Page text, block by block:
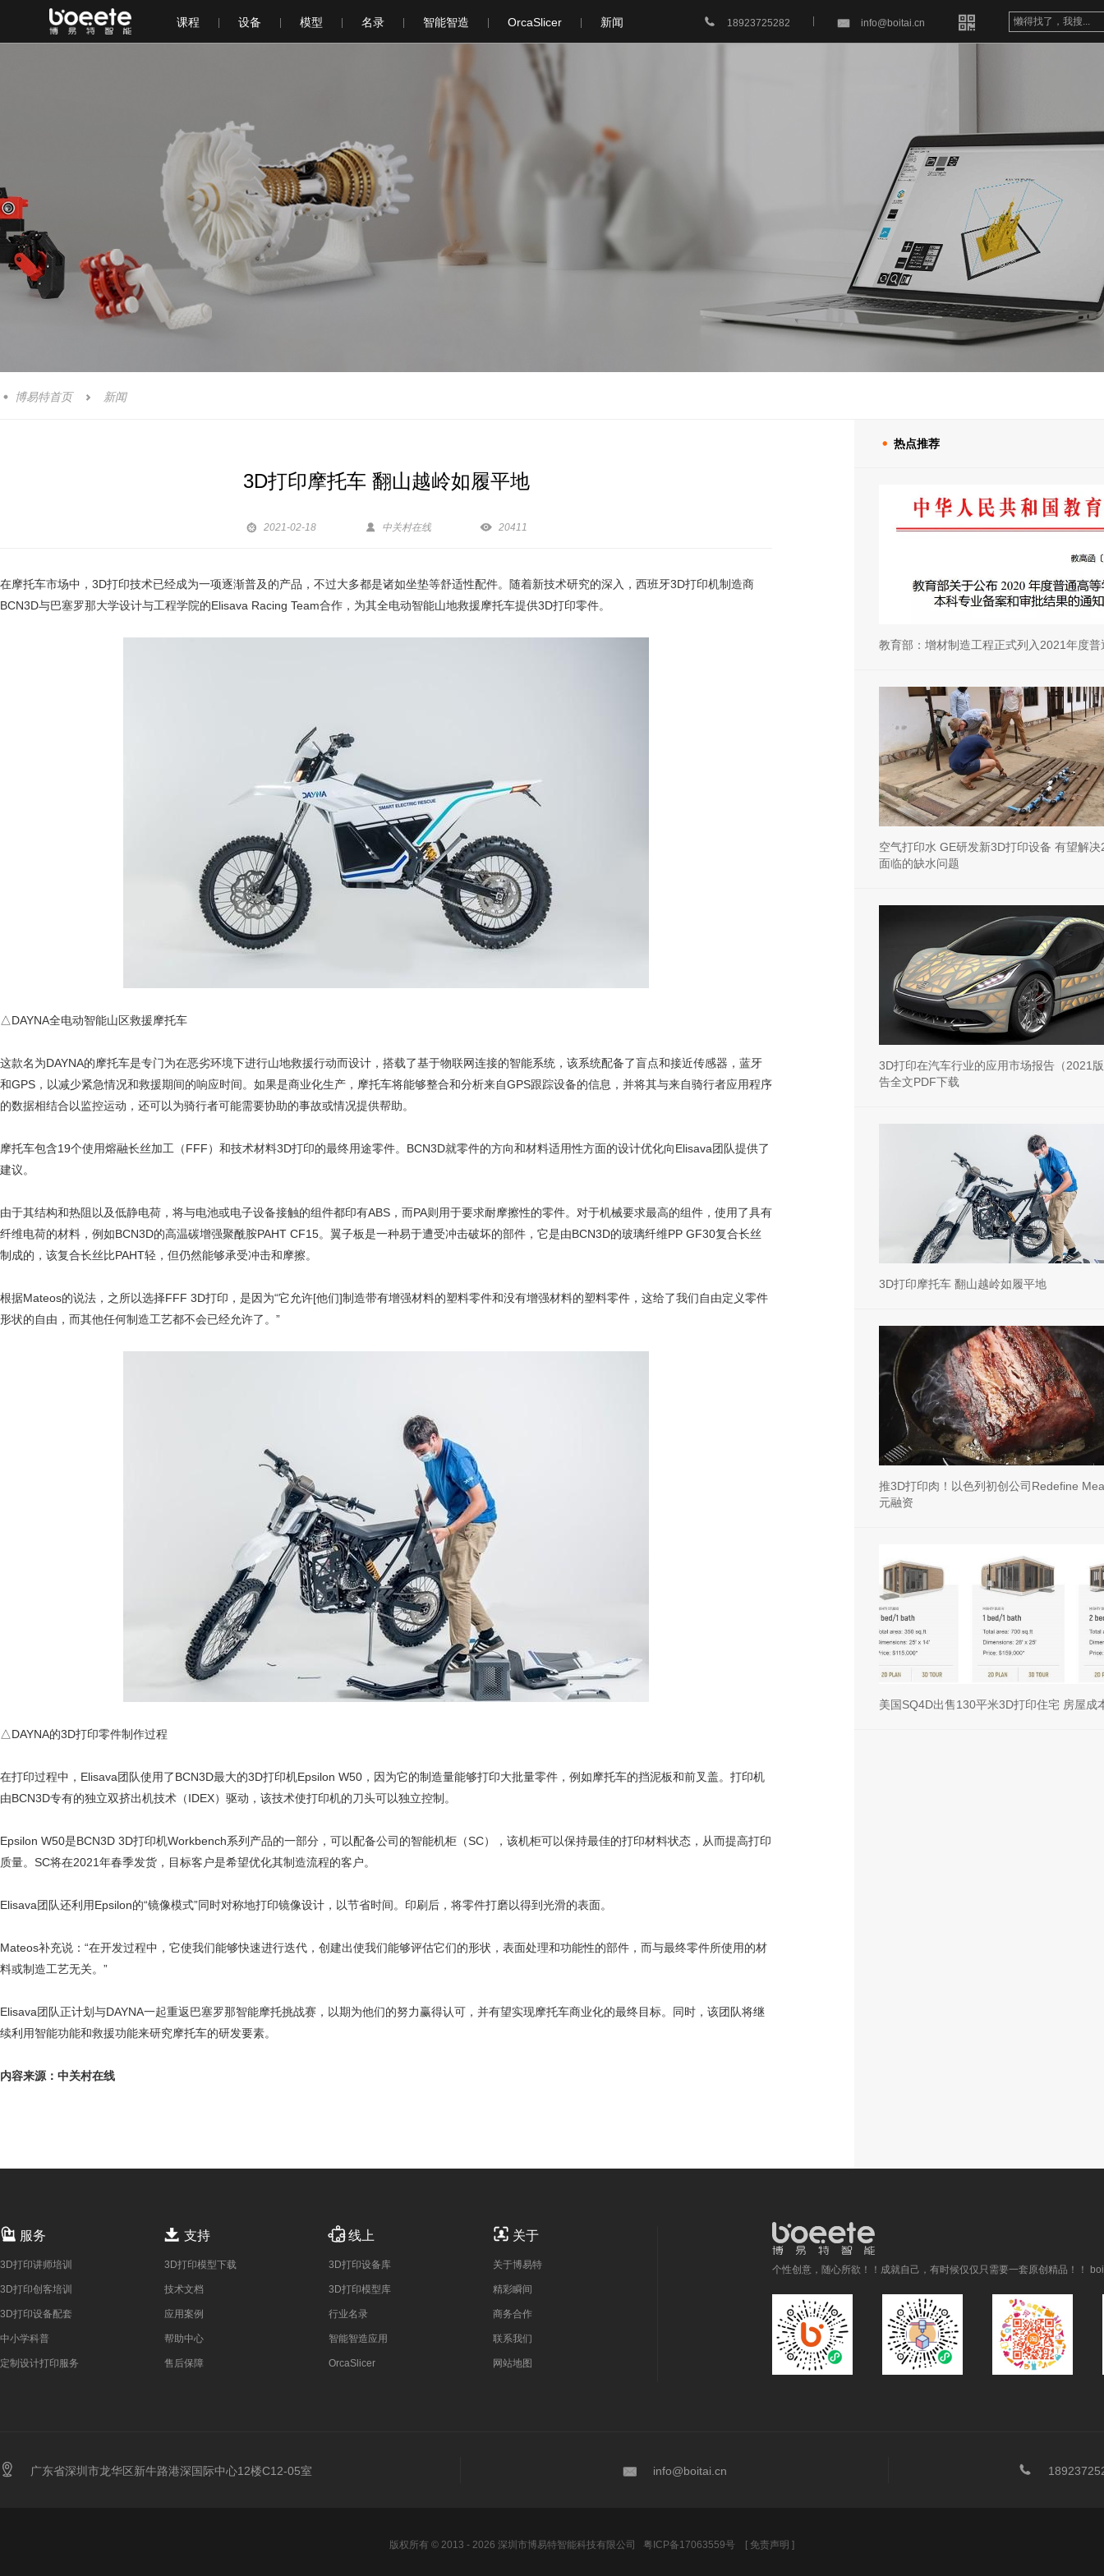
课程 设备 模型 名录 智能智造 OrcaSlicer 新闻 
 info@boitai.cn
 18923725282
 博易特首页  新闻
3D打印摩托车 翻山越岭如履平地
 2021-02-18  中关村在线  20411
在摩托车市场中，3D打印技术已经成为一项逐渐普及的产品，不过大多都是诸如坐垫等舒适性配件。随着新技术研究的深入，西班牙3D打印机制造商
BCN3D与巴塞罗那大学设计与工程学院的Elisava Racing Team合作，为其全电动智能山地救援摩托车提供3D打印零件。
△DAYNA全电动智能山区救援摩托车
这款名为DAYNA的摩托车是专门为在恶劣环境下进行山地救援行动而设计，搭载了基于物联网连接的智能系统，该系统配备了盲点和接近传感器，蓝牙
和GPS，以减少紧急情况和救援期间的响应时间。如果是商业化生产，摩托车将能够整合和分析来自GPS跟踪设备的信息，并将其与来自骑行者应用程序
的数据相结合以监控运动，还可以为骑行者可能需要协助的事故或情况提供帮助。
摩托车包含19个使用熔融长丝加工（FFF）和技术材料3D打印的最终用途零件。BCN3D就零件的方向和材料适用性方面的设计优化向Elisava团队提供了
建议。
由于其结构和热阻以及低静电荷，将与电池或电子设备接触的组件都印有ABS，而PA则用于要求耐摩擦性的零件。对于机械要求最高的组件，使用了具有
纤维电荷的材料，例如BCN3D的高温碳增强聚酰胺PAHT CF15。翼子板是一种易于遭受冲击破坏的部件，它是由BCN3D的玻璃纤维PP GF30复合长丝
制成的，该复合长丝比PAHT轻，但仍然能够承受冲击和摩擦。
根据Mateos的说法，之所以选择FFF 3D打印，是因为“它允许[他们]制造带有增强材料的塑料零件和没有增强材料的塑料零件，这给了我们自由定义零件
形状的自由，而其他任何制造工艺都不会已经允许了。”
△DAYNA的3D打印零件制作过程
在打印过程中，Elisava团队使用了BCN3D最大的3D打印机Epsilon W50，因为它的制造量能够打印大批量零件，例如摩托车的挡泥板和前叉盖。打印机
由BCN3D专有的独立双挤出机技术（IDEX）驱动，该技术使打印机的刀头可以独立控制。
Epsilon W50是BCN3D 3D打印机Workbench系列产品的一部分，可以配备公司的智能机柜（SC），该机柜可以保持最佳的打印材料状态，从而提高打印
质量。SC将在2021年春季发货，目标客户是希望优化其制造流程的客户。
Elisava团队还利用Epsilon的“镜像模式”同时对称地打印镜像设计，以节省时间。印刷后，将零件打磨以得到光滑的表面。
Mateos补充说：“在开发过程中，它使我们能够快速进行迭代，创建出使我们能够评估它们的形状，表面处理和功能性的部件，而与最终零件所使用的材
料或制造工艺无关。”
Elisava团队正计划与DAYNA一起重返巴塞罗那智能摩托挑战赛，以期为他们的努力赢得认可，并有望实现摩托车商业化的最终目标。同时，该团队将继
续利用智能功能和救援功能来研究摩托车的研发要素。
内容来源：中关村在线
 热点推荐
教育部：增材制造工程正式列入2021年度普
空气打印水 GE研发新3D打印设备 有望解
面临的缺水问题
3D打印在汽车行业的应用市场报告（2021
告全文PDF下载
3D打印摩托车 翻山越岭如履平地
推3D打印肉！以色列初创公司Redefine
元融资
美国SQ4D出售130平米3D打印住宅 房屋成
 服务
3D打印讲师培训
3D打印创客培训
3D打印设备配套
中小学科普
定制设计打印服务
 支持
3D打印模型下载
技术文档
应用案例
帮助中心
售后保障
线上
3D打印设备库
3D打印模型库
行业名录
智能智造应用
OrcaSlicer
 关于
关于博易特
精彩瞬间
商务合作
联系我们
网站地图
个性创意，随心所欲！！成就自己，有时候仅仅只需要一套原创精品！！
 广东省深圳市龙华区新牛路港深国际中心12楼C12-05室  info@boitai.cn 
版权所有 © 2013 - 2026 深圳市博易特智能科技有限公司 粤ICP备17063559号 [ 免责声明 ]